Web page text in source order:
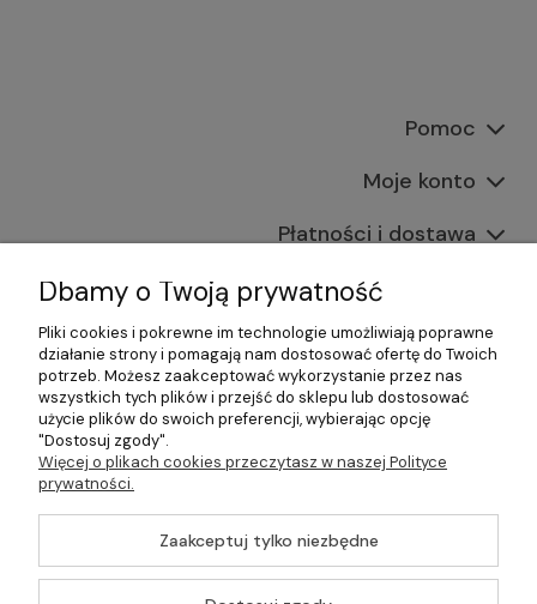
Pomoc
Moje konto
Płatności i dostawa
Informacje
O nas
©2026 Wszelkie Prawa Zastrzeżone | Gastrosklep |
Wyposażenie gastronomii, restauracji oraz barów
Szablon Master byEcommercy
Dbamy o Twoją prywatność
Pliki cookies i pokrewne im technologie umożliwiają poprawne
działanie strony i pomagają nam dostosować ofertę do Twoich
potrzeb. Możesz zaakceptować wykorzystanie przez nas
wszystkich tych plików i przejść do sklepu lub dostosować
użycie plików do swoich preferencji, wybierając opcję
"Dostosuj zgody".
Więcej o plikach cookies przeczytasz w naszej Polityce
prywatności.
Zaakceptuj tylko niezbędne